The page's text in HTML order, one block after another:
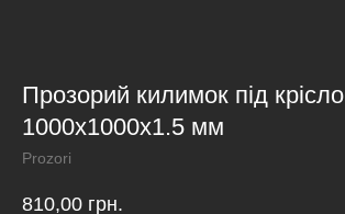
Прозорий килимок під крісло
1000х1000х1.5 мм
Prozori
810,00 грн.